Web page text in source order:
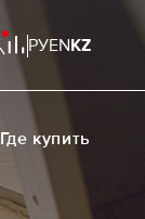
РУENKZ
Где купить